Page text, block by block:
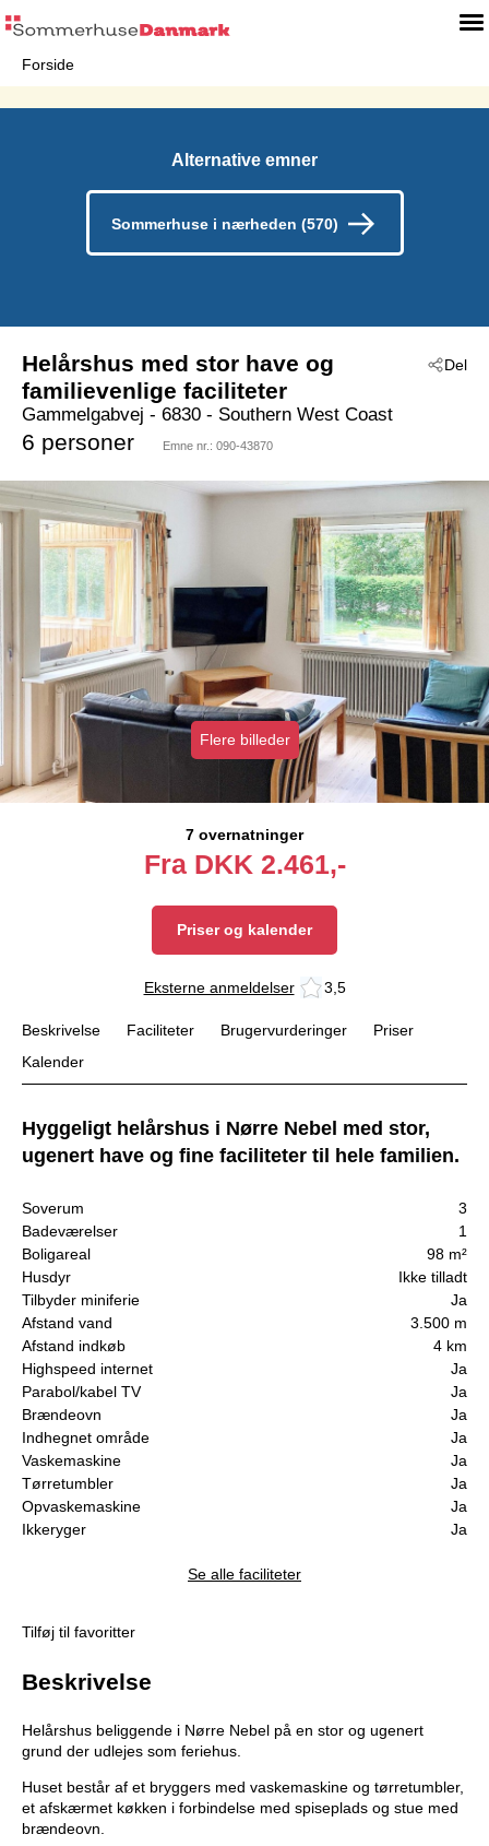
Forside
Alternative emner
Sommerhuse i nærheden (570)
Del
Helårshus med stor have og
familievenlige faciliteter
Gammelgabvej - 6830 - Southern West Coast
6 personer Emne nr.: 090-43870
Flere billeder
7 overnatninger
Fra DKK 2.461,-
Priser og kalender
Eksterne anmeldelser 3,5
Beskrivelse Faciliteter Brugervurderinger
Priser
Kalender
Hyggeligt helårshus i Nørre Nebel med stor,
ugenert have og fine faciliteter til hele familien.
Soverum
3
Badeværelser
1
Boligareal
98 m²
Husdyr
Ikke tilladt
Tilbyder miniferie
Ja
Afstand vand
3.500 m
Afstand indkøb
4 km
Highspeed internet
Ja
Parabol/kabel TV
Ja
Brændeovn
Ja
Indhegnet område
Ja
Vaskemaskine
Ja
Tørretumbler
Ja
Opvaskemaskine
Ja
Ikkeryger
Ja
Se alle faciliteter
Tilføj til favoritter
Beskrivelse
Helårshus beliggende i Nørre Nebel på en stor og ugenert
grund der udlejes som feriehus.
Huset består af et bryggers med vaskemaskine og tørretumbler,
et afskærmet køkken i forbindelse med spiseplads og stue med
brændeovn.